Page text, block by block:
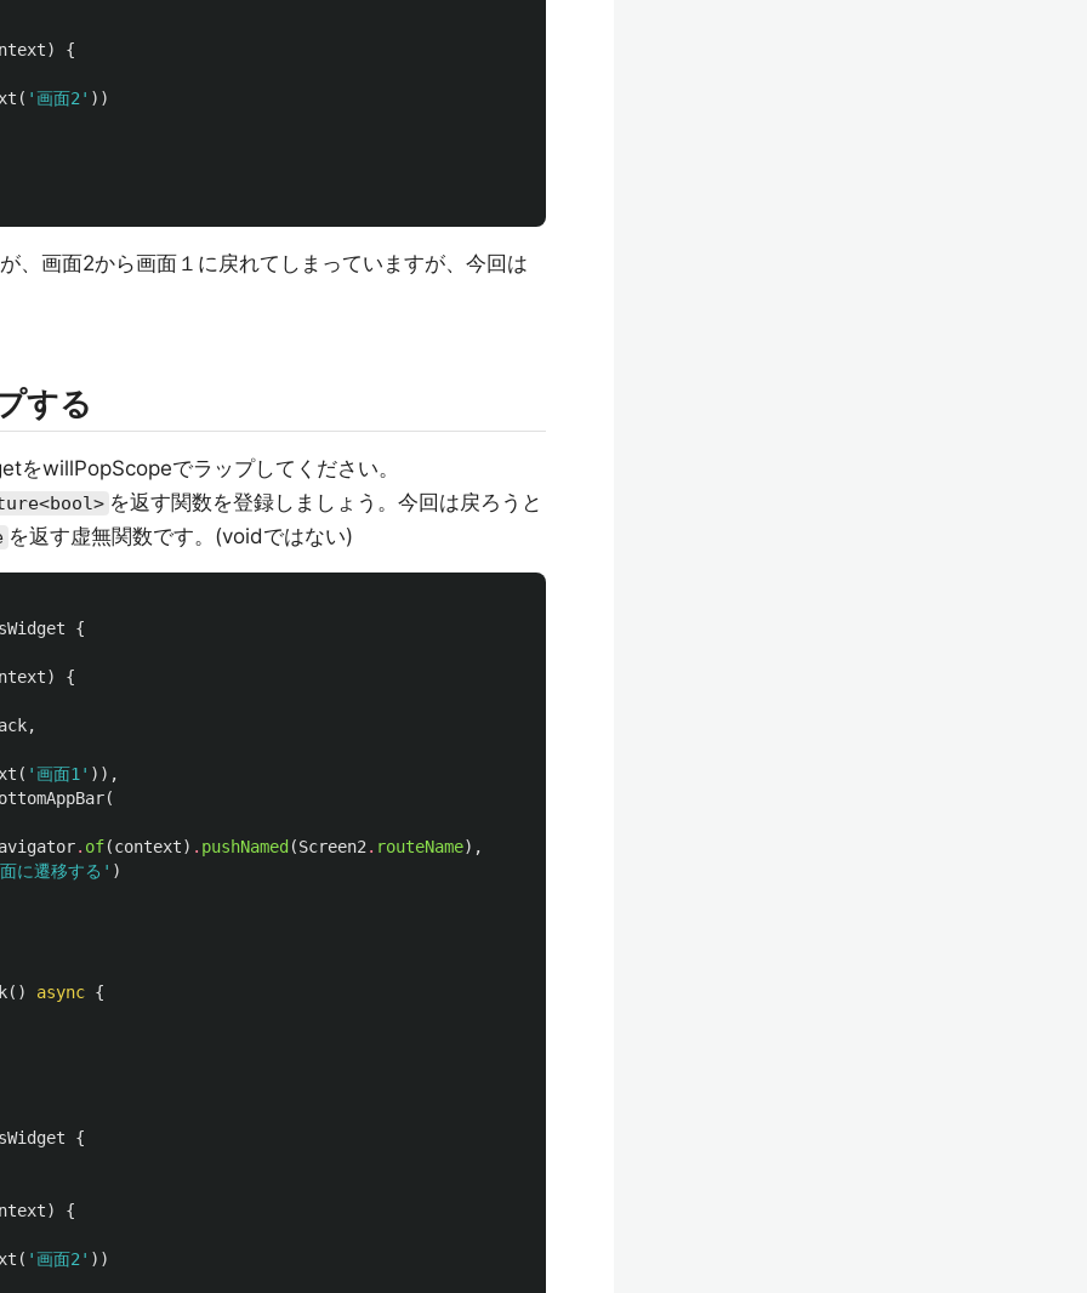
) {
( '画面2' ))
、画面2から画面１に戻れてしまっていますが、今回は
する
をwillPopScopeでラップしてください。
を返す関数を登録しましょう。今回は戻ろうと
を返す虚無関数です。(voidではない)
{
) {
,
( '画面1' )),
(
. of(context) . pushNamed (Screen2 . routeName),
に遷移する' )
() async {
{
) {
( '画面2' ))